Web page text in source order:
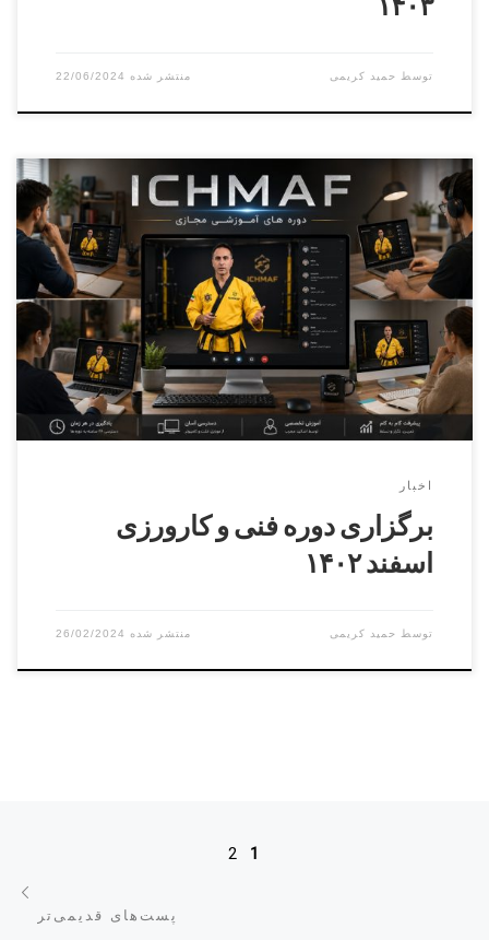
توسط حمید کریمی 22/06/2024
دوره کارورزی ( مربیگری عملی ) درجه ۳ الی درجه ۱ بخش
آقایان مدرس دوره دکترنطاق بافکرمسئول برگزاری دوره استاد
پرویز بایرامی ۰۹۳۰۶۴۹۰۴۶۴ بخش بانوان مدرس دوره سرکار
خانم استاد شهرکیمسئول برگزاری دوره سرکار خانم استاد تالمی
نژاد۰۹۳۶۲۰۹۴۳۴۴ برگزاری دوره فنی کمربند مشکی دان ۱ الی
دان ۶ بخش آقایان […]
اخبار
برگزاری دوره فنی و کارورزی
اسفند ۱۴۰۲
توسط حمید کریمی 26/02/2024
1
2
پست‌های قدیمی‌تر